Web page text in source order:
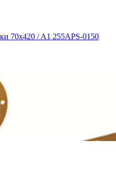
70x420 / A1 255APS-0150